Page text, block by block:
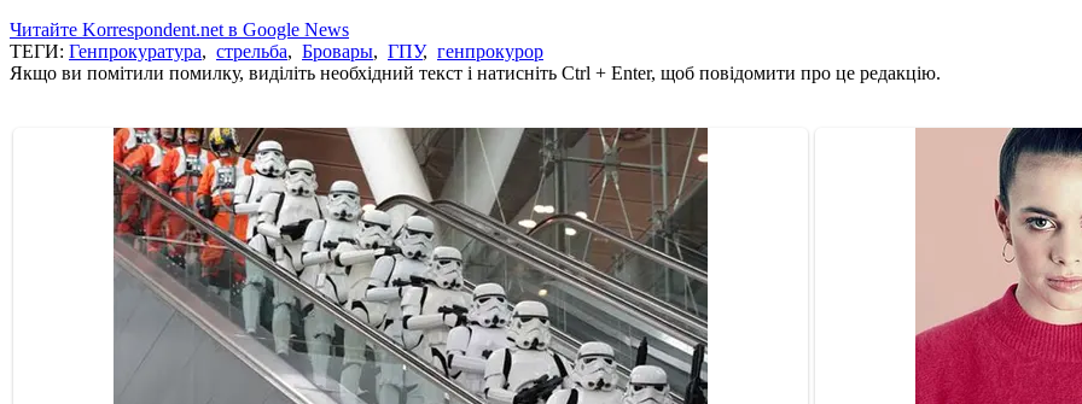
Читайте Korrespondent.net в Google News
ТЕГИ: Генпрокуратура, стрельба, Бровары, ГПУ, генпрокурор
Якщо ви помітили помилку, виділіть необхідний текст і натисніть Ctrl + Enter, щоб повідомити про це редакцію.